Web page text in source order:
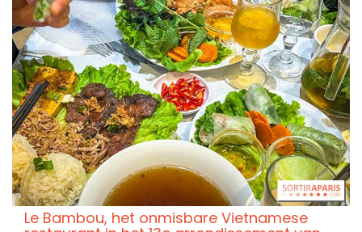
Le Bambou, het onmisbare Vietnamese